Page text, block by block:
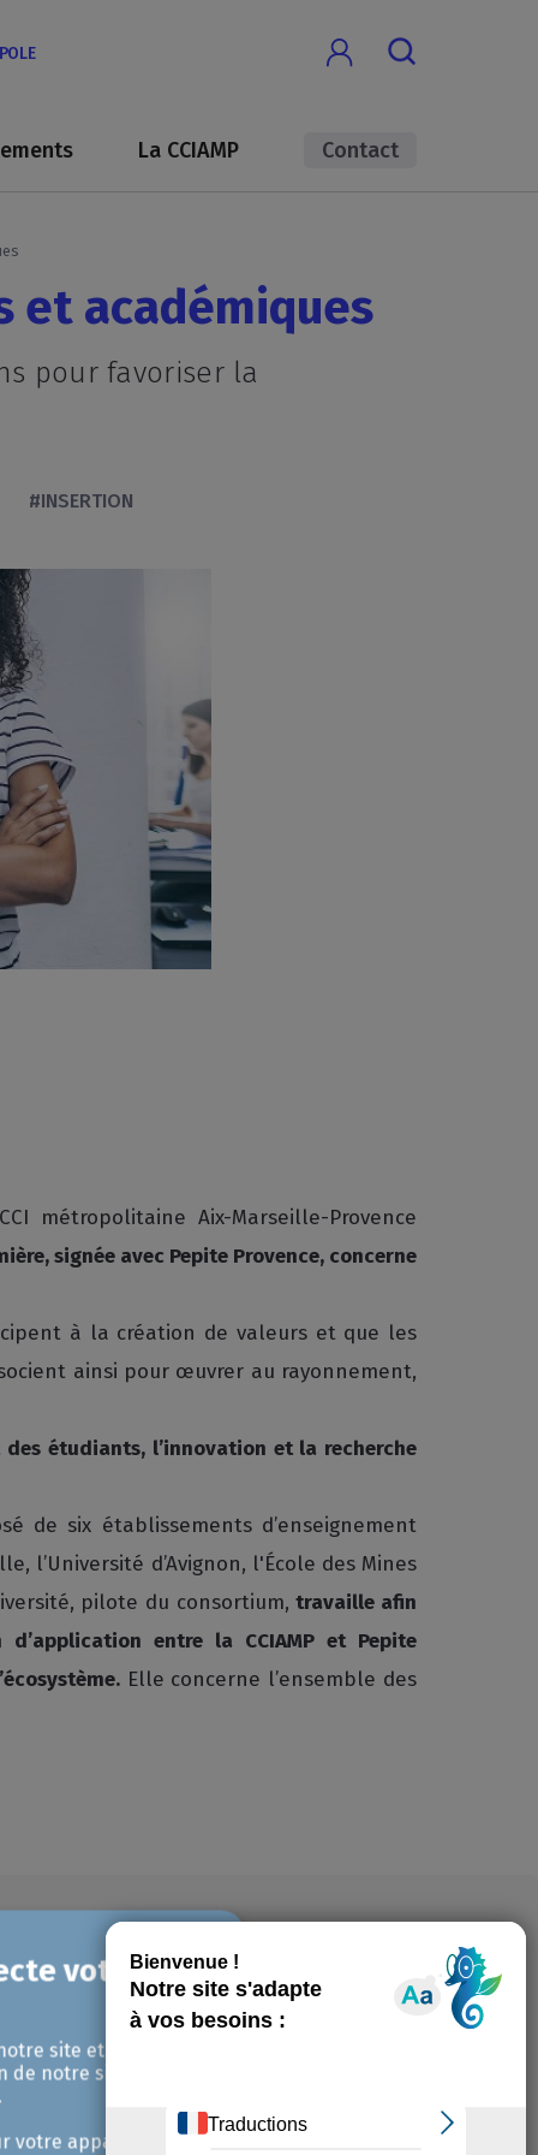
La CCIAMP Contact
et académiques
pour favoriser la
#INSERTION
métropolitaine Aix-Marseille-Provence
signée avec Pepite Provence, concerne
à la création de valeurs et que les
ainsi pour œuvrer au rayonnement,
étudiants, l’innovation et la recherche
de six établissements d’enseignement
l’Université d’Avignon, l'École des Mines
pilote du consortium,travaille afin
d’application entre la CCIAMP et Pepite
Elle concerne l’ensemble des
site et pour
notre site avec
votre appareil et /